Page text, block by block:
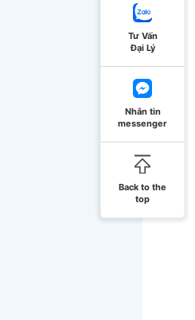
Tư Vấn
Đại Lý
Nhắn tin
messenger
Back to the
top